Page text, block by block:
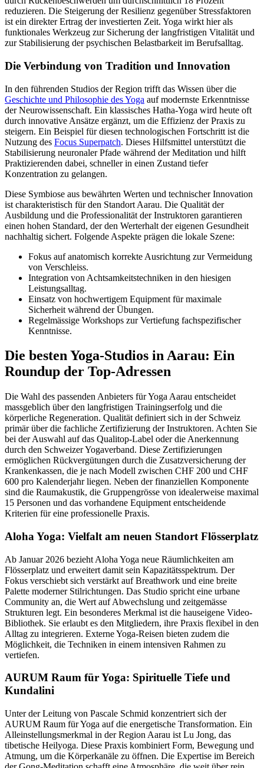
reduzieren. Die Steigerung der Resilienz gegenüber Stressfaktoren
ist ein direkter Ertrag der investierten Zeit. Yoga wirkt hier als
funktionales Werkzeug zur Sicherung der langfristigen Vitalität und
zur Stabilisierung der psychischen Belastbarkeit im Berufsalltag.
Die Verbindung von Tradition und Innovation
In den führenden Studios der Region trifft das Wissen über die
Geschichte und Philosophie des Yoga auf modernste Erkenntnisse
der Neurowissenschaft. Ein klassisches Hatha-Yoga wird heute oft
durch innovative Ansätze ergänzt, um die Effizienz der Praxis zu
steigern. Ein Beispiel für diesen technologischen Fortschritt ist die
Nutzung des Focus Superpatch. Dieses Hilfsmittel unterstützt die
Stabilisierung neuronaler Pfade während der Meditation und hilft
Praktizierenden dabei, schneller in einen Zustand tiefer
Konzentration zu gelangen.
Diese Symbiose aus bewährten Werten und technischer Innovation
ist charakteristisch für den Standort Aarau. Die Qualität der
Ausbildung und die Professionalität der Instruktoren garantieren
einen hohen Standard, der den Werterhalt der eigenen Gesundheit
nachhaltig sichert. Folgende Aspekte prägen die lokale Szene:
Fokus auf anatomisch korrekte Ausrichtung zur Vermeidung
von Verschleiss.
Integration von Achtsamkeitstechniken in den hiesigen
Leistungsalltag.
Einsatz von hochwertigem Equipment für maximale
Sicherheit während der Übungen.
Regelmässige Workshops zur Vertiefung fachspezifischer
Kenntnisse.
Die besten Yoga-Studios in Aarau: Ein
Roundup der Top-Adressen
Die Wahl des passenden Anbieters für Yoga Aarau entscheidet
massgeblich über den langfristigen Trainingserfolg und die
körperliche Regeneration. Qualität definiert sich in der Schweiz
primär über die fachliche Zertifizierung der Instruktoren. Achten Sie
bei der Auswahl auf das Qualitop-Label oder die Anerkennung
durch den Schweizer Yogaverband. Diese Zertifizierungen
ermöglichen Rückvergütungen durch die Zusatzversicherung der
Krankenkassen, die je nach Modell zwischen CHF 200 und CHF
600 pro Kalenderjahr liegen. Neben der finanziellen Komponente
sind die Raumakustik, die Gruppengrösse von idealerweise maximal
15 Personen und das vorhandene Equipment entscheidende
Kriterien für eine professionelle Praxis.
Aloha Yoga: Vielfalt am neuen Standort Flösserplatz
Ab Januar 2026 bezieht Aloha Yoga neue Räumlichkeiten am
Flösserplatz und erweitert damit sein Kapazitätsspektrum. Der
Fokus verschiebt sich verstärkt auf Breathwork und eine breite
Palette moderner Stilrichtungen. Das Studio spricht eine urbane
Community an, die Wert auf Abwechslung und zeitgemässe
Strukturen legt. Ein besonderes Merkmal ist die hauseigene Video-
Bibliothek. Sie erlaubt es den Mitgliedern, ihre Praxis flexibel in den
Alltag zu integrieren. Externe Yoga-Reisen bieten zudem die
Möglichkeit, die Techniken in einem intensiven Rahmen zu
vertiefen.
AURUM Raum für Yoga: Spirituelle Tiefe und
Kundalini
Unter der Leitung von Pascale Schmid konzentriert sich der
AURUM Raum für Yoga auf die energetische Transformation. Ein
Alleinstellungsmerkmal in der Region Aarau ist Lu Jong, das
tibetische Heilyoga. Diese Praxis kombiniert Form, Bewegung und
Atmung, um die Körperkanäle zu öffnen. Die Expertise im Bereich